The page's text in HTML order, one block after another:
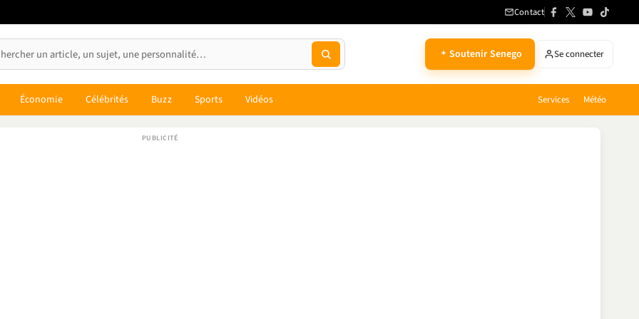
Contact
Soutenir Senego Se connecter
Économie Célébrités Buzz Sports Vidéos Services Météo